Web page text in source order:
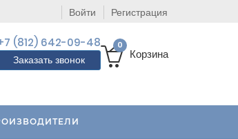
Войти Регистрация
(812) 642-09-48
Заказать звонок
0
Корзина